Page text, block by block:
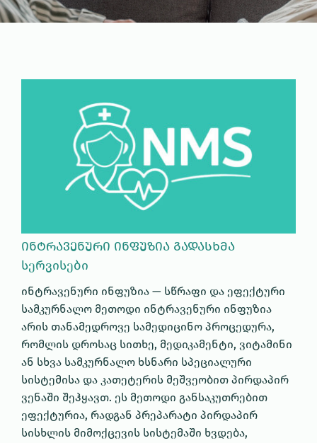
ᲘᲜᲢᲠᲐᲕᲔᲜᲣᲠᲘ ᲘᲜᲤᲣᲖᲘᲐ ᲒᲐᲓᲐᲡᲮᲛᲐ
სერვისები
ინტრავენური ინფუზია — სწრაფი და ეფექტური
სამკურნალო მეთოდი ინტრავენური ინფუზია
არის თანამედროვე სამედიცინო პროცედურა,
რომლის დროსაც სითხე, მედიკამენტი, ვიტამინი
ან სხვა სამკურნალო ხსნარი სპეციალური
სისტემისა და კათეტერის მეშვეობით პირდაპირ
ვენაში შეჰყავთ. ეს მეთოდი განსაკუთრებით
ეფექტურია, რადგან პრეპარატი პირდაპირ
სისხლის მიმოქცევის სისტემაში ხვდება,